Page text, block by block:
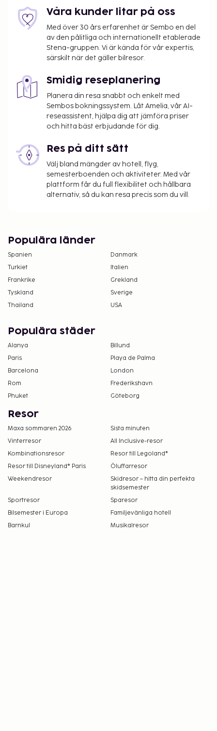
Våra kunder litar på oss
Med över 30 års erfarenhet är Sembo en del
av den pålitliga och internationellt etablerade
Stena-gruppen. Vi är kända för vår expertis,
särskilt när det gäller bilresor.
Smidig reseplanering
Planera din resa snabbt och enkelt med
Sembos bokningssystem. Låt Amelia, vår AI-
reseassistent, hjälpa dig att jämföra priser
och hitta bäst erbjudande för dig.
Res på ditt sätt
Välj bland mängder av hotell, flyg,
semesterboenden och aktiviteter. Med vår
plattform får du full flexibilitet och hållbara
alternativ, så du kan resa precis som du vill.
Populära länder
Spanien
Danmark
Turkiet
Italien
Frankrike
Grekland
Tyskland
Sverige
Thailand
USA
Populära städer
Alanya
Billund
Paris
Playa de Palma
Barcelona
London
Rom
Frederikshavn
Phuket
Göteborg
Resor
Maxa sommaren 2026
Sista minuten
Vinterresor
All Inclusive-resor
Kombinationsresor
Resor till Legoland®
Resor till Disneyland® Paris
Öluffarresor
Weekendresor
Skidresor – hitta din perfekta
skidsemester
Sportresor
Sparesor
Bilsemester i Europa
Familjevänliga hotell
Barnkul
Musikalresor